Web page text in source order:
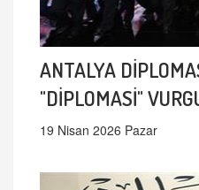
ANTALYA
"DİPLOMASİ"
19 Nisan 2026 Pazar